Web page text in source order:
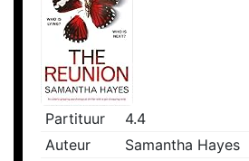
Partituur
4.4
Auteur
Samantha Hayes